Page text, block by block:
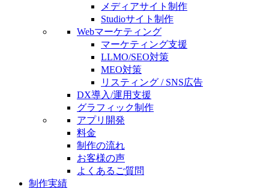
メディアサイト制作
Studioサイト制作
Webマーケティング
マーケティング支援
LLMO/SEO対策
MEO対策
リスティング / SNS広告
DX導入/運用支援
グラフィック制作
アプリ開発
料金
制作の流れ
お客様の声
よくあるご質問
制作実績